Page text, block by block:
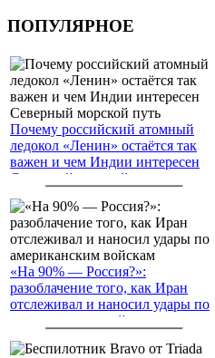
ПОПУЛЯРНОЕ
Почему российский атомный
ледокол «Ленин» остаётся так
важен и чем Индии интересен
Северный морской путь
«На 90% — Россия?»:
разоблачение того, как Иран
отслеживал и наносил удары по
американским войскам